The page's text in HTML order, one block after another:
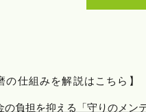
の仕組みを解説はこちら】
負担を抑える「守りのメン